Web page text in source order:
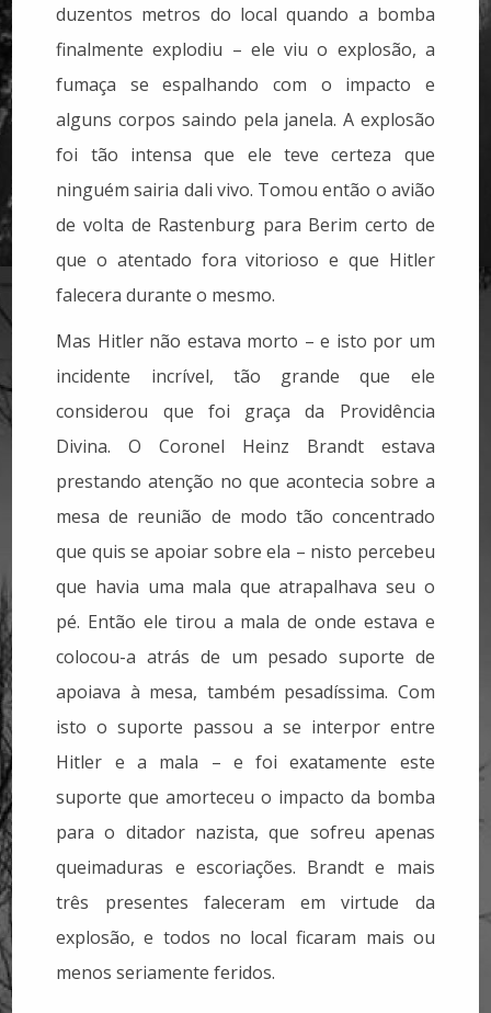
duzentos metros do local quando a bomba
finalmente explodiu – ele viu o explosão, a
fumaça se espalhando com o impacto e
alguns corpos saindo pela janela. A explosão
foi tão intensa que ele teve certeza que
ninguém sairia dali vivo. Tomou então o avião
de volta de Rastenburg para Berim certo de
que o atentado fora vitorioso e que Hitler
falecera durante o mesmo.
Mas Hitler não estava morto – e isto por um
incidente incrível, tão grande que ele
considerou que foi graça da Providência
Divina. O Coronel Heinz Brandt estava
prestando atenção no que acontecia sobre a
mesa de reunião de modo tão concentrado
que quis se apoiar sobre ela – nisto percebeu
que havia uma mala que atrapalhava seu o
pé. Então ele tirou a mala de onde estava e
colocou-a atrás de um pesado suporte de
apoiava à mesa, também pesadíssima. Com
isto o suporte passou a se interpor entre
Hitler e a mala – e foi exatamente este
suporte que amorteceu o impacto da bomba
para o ditador nazista, que sofreu apenas
queimaduras e escoriações. Brandt e mais
três presentes faleceram em virtude da
explosão, e todos no local ficaram mais ou
menos seriamente feridos.